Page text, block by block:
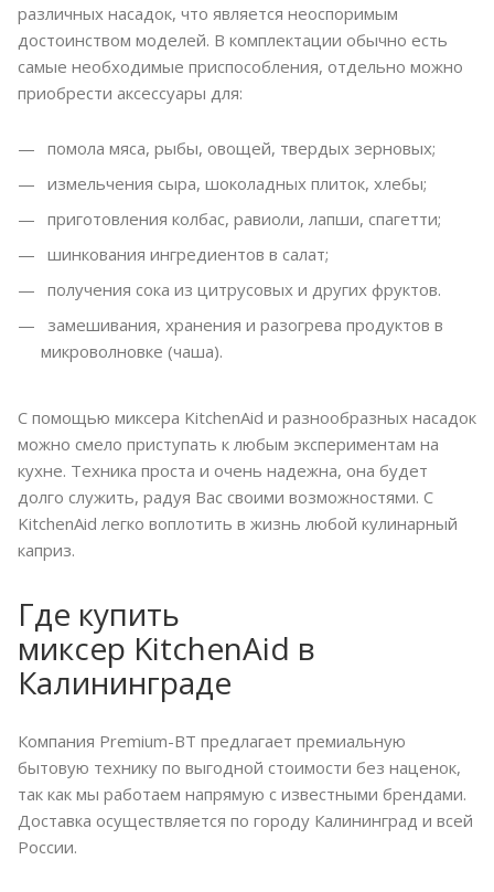
различных насадок, что является неоспоримым
достоинством моделей. В комплектации обычно есть
самые необходимые приспособления, отдельно можно
приобрести аксессуары для:
помола мяса, рыбы, овощей, твердых зерновых;
измельчения сыра, шоколадных плиток, хлебы;
приготовления колбас, равиоли, лапши, спагетти;
шинкования ингредиентов в салат;
получения сока из цитрусовых и других фруктов.
замешивания, хранения и разогрева продуктов в
микроволновке (чаша).
С помощью миксера KitchenAid и разнообразных насадок
можно смело приступать к любым экспериментам на
кухне. Техника проста и очень надежна, она будет
долго служить, радуя Вас своими возможностями. С
KitchenAid легко воплотить в жизнь любой кулинарный
каприз.
Где купить
миксер KitchenAid в
Калининграде
Компания Premium-BT предлагает премиальную
бытовую технику по выгодной стоимости без наценок,
так как мы работаем напрямую с известными брендами.
Доставка осуществляется по городу Калининград и всей
России.